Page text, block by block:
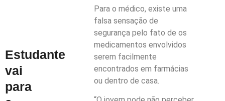
Estudante
vai
para
Para o médico, existe uma
falsa sensação de
segurança pelo fato de os
medicamentos envolvidos
serem facilmente
encontrados em farmácias
ou dentro de casa.